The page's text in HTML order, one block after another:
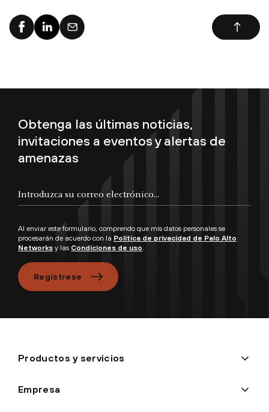
Obtenga las últimas noticias,
invitaciones a eventos y alertas de
amenazas
Al enviar este formulario, comprendo que mis datos personales se
procesarán de acuerdo con la Política de privacidad de Palo Alto
Networks y las Condiciones de uso.
Regístrese
Productos y servicios
Empresa